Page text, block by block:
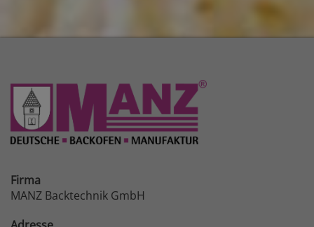
Firma
MANZ Backtechnik GmbH